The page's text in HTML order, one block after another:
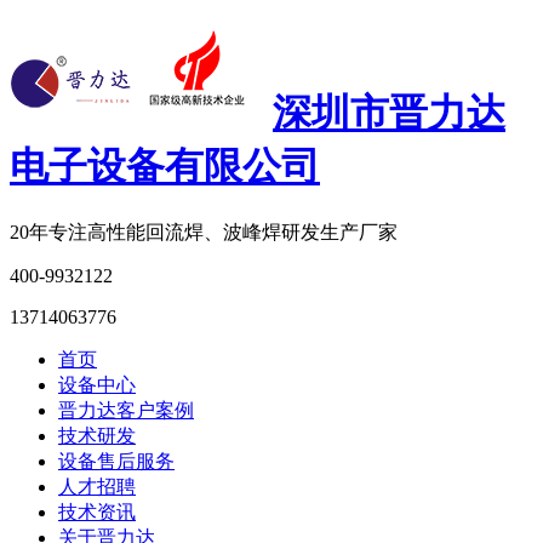
深圳市晋力达
电子设备有限公司
20年专注高性能回流焊、波峰焊研发生产厂家
400-9932122
13714063776
首页
设备中心
晋力达客户案例
技术研发
设备售后服务
人才招聘
技术资讯
关于晋力达